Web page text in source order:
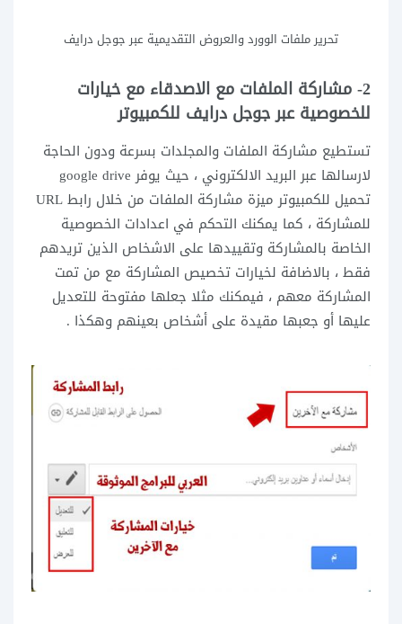
تحرير ملفات الوورد والعروض التقديمية عبر جوجل درايف
2- مشاركة الملفات مع الاصدقاء مع خيارات
للخصوصية عبر جوجل درايف للكمبيوتر
تستطيع مشاركة الملفات والمجلدات بسرعة ودون الحاجة
لارسالها عبر البريد الالكتروني ، حيث يوفر google drive
تحميل للكمبيوتر ميزة مشاركة الملفات من خلال رابط URL
للمشاركة ، كما يمكنك التحكم في اعدادات الخصوصية
الخاصة بالمشاركة وتقييدها على الاشخاص الذين تريدهم
فقط ، بالاضافة لخيارات تخصيص المشاركة مع من تمت
المشاركة معهم ، فيمكنك مثلا جعلها مفتوحة للتعديل
عليها أو جعبها مقيدة على أشخاص بعينهم وهكذا .